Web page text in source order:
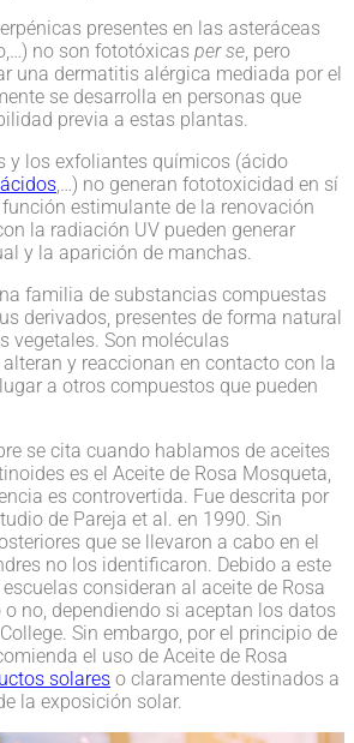
presentes en las asteráceas
no son fototóxicas per se, pero
una dermatitis alérgica mediada por el
se desarrolla en personas que
previa a estas plantas.
y los exfoliantes químicos (ácido
,…) no generan fototoxicidad en sí
estimulante de la renovación
la radiación UV pueden generar
y la aparición de manchas.
familia de substancias compuestas
derivados, presentes de forma natural
vegetales. Son moléculas
y reaccionan en contacto con la
a otros compuestos que pueden
se cita cuando hablamos de aceites
es el Aceite de Rosa Mosqueta,
es controvertida. Fue descrita por
de Pareja et al. en 1990. Sin
que se llevaron a cabo en el
no los identificaron. Debido a este
consideran al aceite de Rosa
no, dependiendo si aceptan los datos
Sin embargo, por el principio de
el uso de Aceite de Rosa
solares o claramente destinados a
la exposición solar.